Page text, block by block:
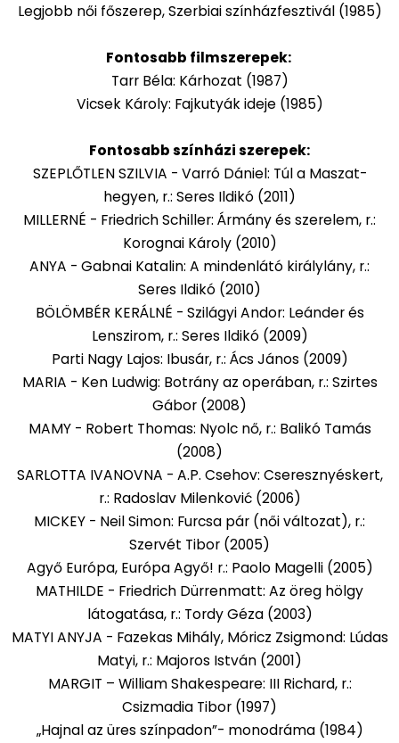
Legjobb női főszerep, Szerbiai színházfesztivál (1985)
Fontosabb filmszerepek:
Tarr Béla: Kárhozat (1987)
Vicsek Károly: Fajkutyák ideje (1985)
Fontosabb színházi szerepek:
SZEPLŐTLEN SZILVIA - Varró Dániel: Túl a Maszat-
hegyen, r.: Seres Ildikó (2011)
MILLERNÉ - Friedrich Schiller: Ármány és szerelem, r.:
Korognai Károly (2010)
ANYA - Gabnai Katalin: A mindenlátó királylány, r.:
Seres Ildikó (2010)
BÖLÖMBÉR KERÁLNÉ - Szilágyi Andor: Leánder és
Lenszirom, r.: Seres Ildikó (2009)
Parti Nagy Lajos: Ibusár, r.: Ács János (2009)
MARIA - Ken Ludwig: Botrány az operában, r.: Szirtes
Gábor (2008)
MAMY - Robert Thomas: Nyolc nő, r.: Balikó Tamás
(2008)
SARLOTTA IVANOVNA - A.P. Csehov: Cseresznyéskert,
r.: Radoslav Milenković (2006)
MICKEY - Neil Simon: Furcsa pár (női változat), r.:
Szervét Tibor (2005)
Agyő Európa, Európa Agyő! r.: Paolo Magelli (2005)
MATHILDE - Friedrich Dürrenmatt: Az öreg hölgy
látogatása, r.: Tordy Géza (2003)
MATYI ANYJA - Fazekas Mihály, Móricz Zsigmond: Lúdas
Matyi, r.: Majoros István (2001)
MARGIT – William Shakespeare: III Richard, r.:
Csizmadia Tibor (1997)
„Hajnal az üres színpadon”- monodráma (1984)